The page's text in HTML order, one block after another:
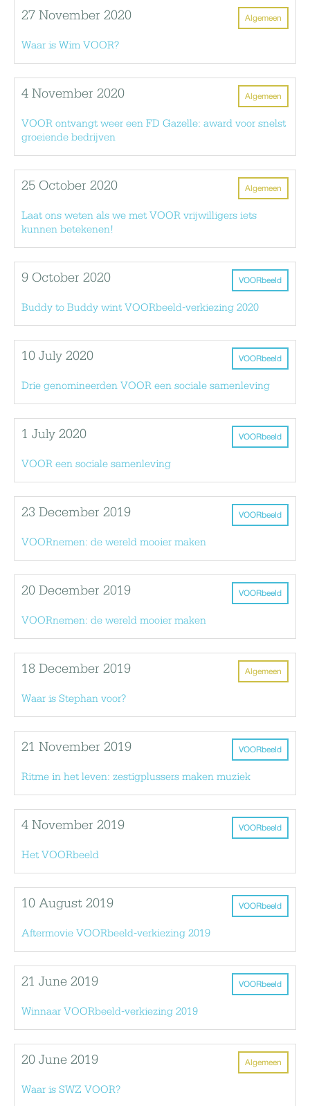
Algemeen
27 November 2020
Waar is Wim VOOR?
Algemeen
4 November 2020
VOOR ontvangt weer een FD Gazelle: award voor snelst
groeiende bedrijven
Algemeen
25 October 2020
Laat ons weten als we met VOOR vrijwilligers iets
kunnen betekenen!
VOORbeeld
9 October 2020
Buddy to Buddy wint VOORbeeld-verkiezing 2020
VOORbeeld
10 July 2020
Drie genomineerden VOOR een sociale samenleving
VOORbeeld
1 July 2020
VOOR een sociale samenleving
VOORbeeld
23 December 2019
VOORnemen: de wereld mooier maken
VOORbeeld
20 December 2019
VOORnemen: de wereld mooier maken
Algemeen
18 December 2019
Waar is Stephan voor?
VOORbeeld
21 November 2019
Ritme in het leven: zestigplussers maken muziek
VOORbeeld
4 November 2019
Het VOORbeeld
VOORbeeld
10 August 2019
Aftermovie VOORbeeld-verkiezing 2019
VOORbeeld
21 June 2019
Winnaar VOORbeeld-verkiezing 2019
Algemeen
20 June 2019
Waar is SWZ VOOR?